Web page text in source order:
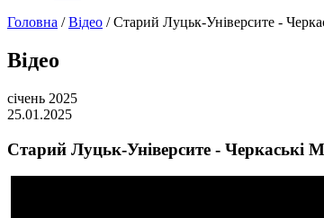
Головна /Відео /Старий Луцьк-Університе -
Відео
січень 2025
25.01.2025
Старий Луцьк-Університе - Черкаські